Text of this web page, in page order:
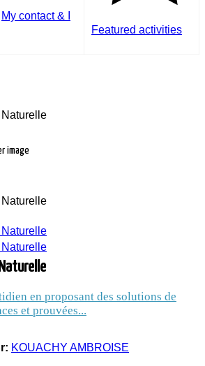
My contact & I
Featured activities
image
ÊTRE ET
SANTÉ
en proposant des solutions de
et prouvées...
KOUACHY AMBROISE